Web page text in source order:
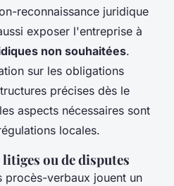
reconnaissance juridique
exposer l'entreprise à
non souhaitées.
sur les obligations
précises dès le
aspects nécessaires sont
locales.
litiges ou de disputes
procès-verbaux jouent un